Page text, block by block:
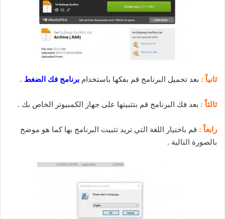
ثانياً : بعد تحميل البرنامج قم بفكها باستخدام برنامج فك الضغط .
ثالثاً : بعد فك البرنامج قم بتثبيتها على جهاز الكمبيوتر الخاص بك .
رابعاً : قم باختيار اللغة التي تريد تثبيت البرنامج بها كما هو موضح
بالصورة التالية .